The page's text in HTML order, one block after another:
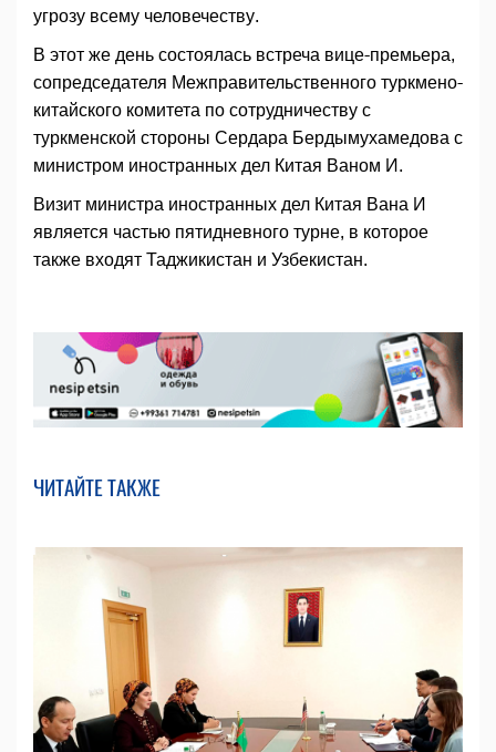
угрозу всему человечеству.
В этот же день состоялась встреча вице-премьера,
сопредседателя Межправительственного туркмено-
китайского комитета по сотрудничеству с
туркменской стороны Сердара Бердымухамедова с
министром иностранных дел Китая Ваном И.
Визит министра иностранных дел Китая Вана И
является частью пятидневного турне, в которое
также входят Таджикистан и Узбекистан.
ЧИТАЙТЕ ТАКЖЕ